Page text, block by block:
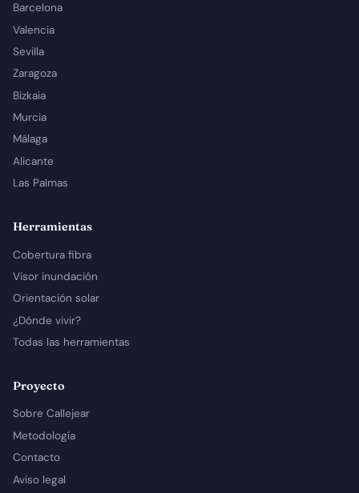
Barcelona
Valencia
Sevilla
Zaragoza
Bizkaia
Murcia
Málaga
Alicante
Las Palmas
Herramientas
Cobertura fibra
Visor inundación
Orientación solar
¿Dónde vivir?
Todas las herramientas
Proyecto
Sobre Callejear
Metodología
Contacto
Aviso legal